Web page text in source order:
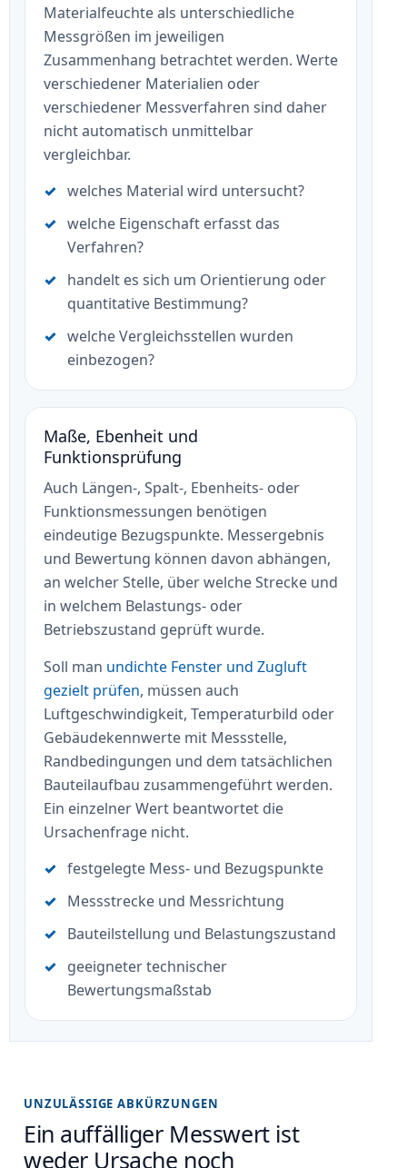
Materialfeuchte als unterschiedliche
Messgrößen im jeweiligen
Zusammenhang betrachtet werden. Werte
verschiedener Materialien oder
verschiedener Messverfahren sind daher
nicht automatisch unmittelbar
vergleichbar.
welches Material wird untersucht?
welche Eigenschaft erfasst das
Verfahren?
handelt es sich um Orientierung oder
quantitative Bestimmung?
welche Vergleichsstellen wurden
einbezogen?
Maße, Ebenheit und
Funktionsprüfung
Auch Längen-, Spalt-, Ebenheits- oder
Funktionsmessungen benötigen
eindeutige Bezugspunkte. Messergebnis
und Bewertung können davon abhängen,
an welcher Stelle, über welche Strecke und
in welchem Belastungs- oder
Betriebszustand geprüft wurde.
Soll man undichte Fenster und Zugluft
gezielt prüfen, müssen auch
Luftgeschwindigkeit, Temperaturbild oder
Gebäudekennwerte mit Messstelle,
Randbedingungen und dem tatsächlichen
Bauteilaufbau zusammengeführt werden.
Ein einzelner Wert beantwortet die
Ursachenfrage nicht.
festgelegte Mess- und Bezugspunkte
Messstrecke und Messrichtung
Bauteilstellung und Belastungszustand
geeigneter technischer
Bewertungsmaßstab
UNZULÄSSIGE ABKÜRZUNGEN
Ein auffälliger Messwert ist
weder Ursache noch